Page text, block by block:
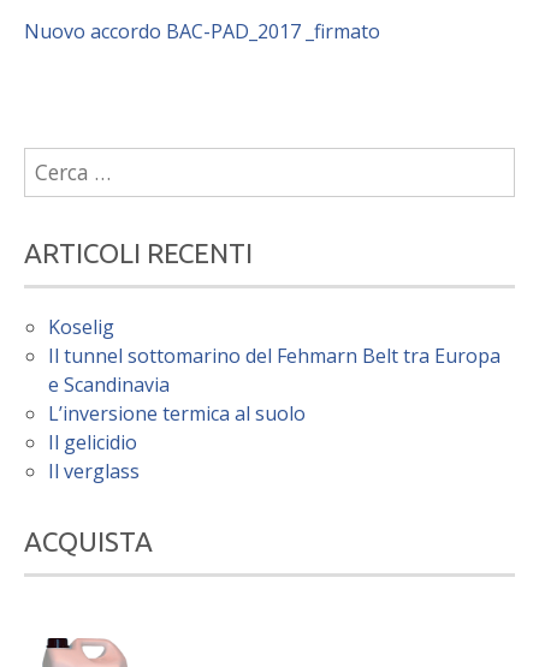
Nuovo accordo BAC-PAD_2017 _firmato
Ricerca
per:
ARTICOLI RECENTI
Koselig
Il tunnel sottomarino del Fehmarn Belt tra Europa
e Scandinavia
L’inversione termica al suolo
Il gelicidio
Il verglass
ACQUISTA